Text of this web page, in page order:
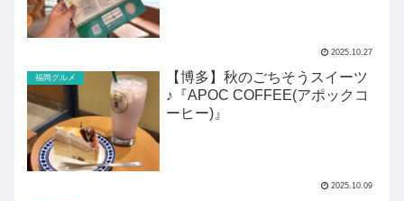
2025.10.27
福岡グルメ
【博多】秋のごちそうスイーツ
♪『APOC COFFEE(アポックコ
ーヒー)』
2025.10.09